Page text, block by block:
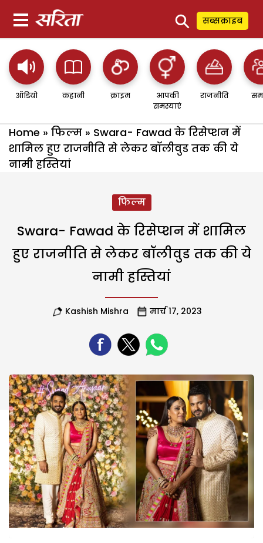
⚲ सब्सक्राइब
ऑडियो कहानी क्राइम
आपकी
समस्याएं
राजनीति
Home » फिल्म » Swara- Fawad के रिसेप्शन में
शामिल हुए राजनीति से लेकर बॉलीवुड तक की ये
नामी हस्तियां
फिल्म
Swara- Fawad के रिसेप्शन में शामिल
हुए राजनीति से लेकर बॉलीवुड तक की ये
नामी हस्तियां
Kashish Mishra मार्च 17, 2023